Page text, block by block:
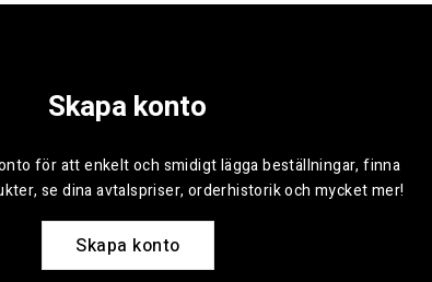
Skapa konto
för att enkelt och smidigt lägga beställningar, finna
se dina avtalspriser, orderhistorik och mycket mer!
Skapa konto